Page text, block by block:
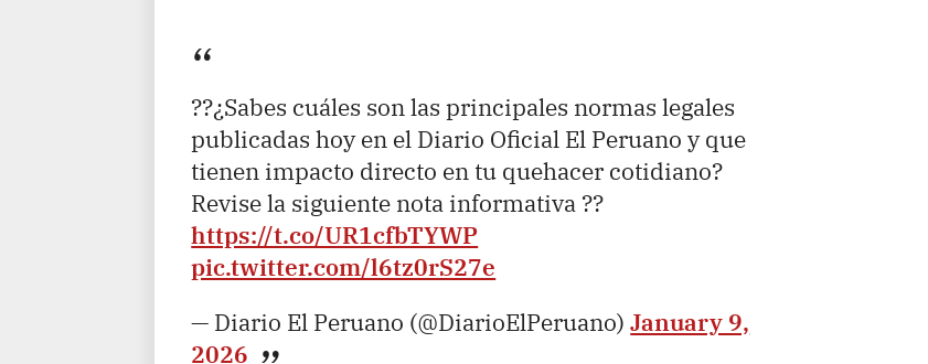
??¿Sabes cuáles son las principales normas legales
publicadas hoy en el Diario Oficial El Peruano y que
tienen impacto directo en tu quehacer cotidiano?
Revise la siguiente nota informativa ??
https://t.co/UR1cfbTYWP
pic.twitter.com/l6tz0rS27e
— Diario El Peruano (@DiarioElPeruano)January 9,
2026